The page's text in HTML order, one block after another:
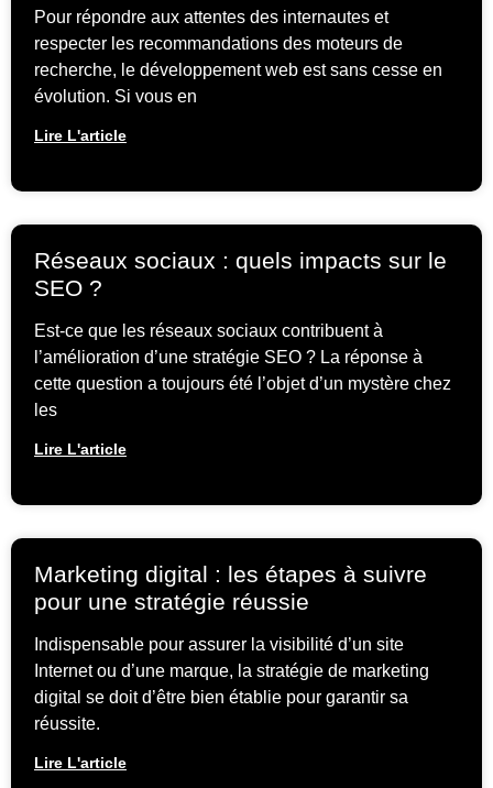
Pour répondre aux attentes des internautes et
respecter les recommandations des moteurs de
recherche, le développement web est sans cesse en
évolution. Si vous en
Lire L'article
Réseaux sociaux : quels impacts sur le
SEO ?
Est-ce que les réseaux sociaux contribuent à
l’amélioration d’une stratégie SEO ? La réponse à
cette question a toujours été l’objet d’un mystère chez
les
Lire L'article
Marketing digital : les étapes à suivre
pour une stratégie réussie
Indispensable pour assurer la visibilité d’un site
Internet ou d’une marque, la stratégie de marketing
digital se doit d’être bien établie pour garantir sa
réussite.
Lire L'article